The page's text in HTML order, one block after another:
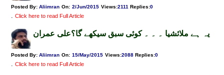
Posted By: Aliimran On: 2/Jun/2015 Views:2111 Replies:0
. Click here to read Full Article
یہ ہے ملائشیا ۔ ۔ ۔ کوئی سبق سیکھے گا؟علی عمران
Posted By: Aliimran On: 15/May/2015 Views:2088 Replies:0
. Click here to read Full Article